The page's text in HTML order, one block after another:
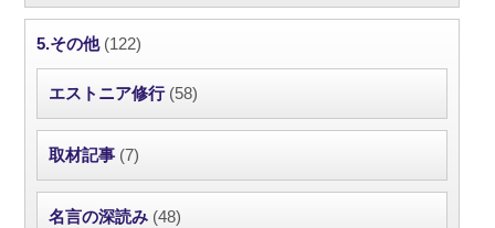
5.その他(122)
エストニア修行(58)
取材記事 (7)
名言の深読み (48)